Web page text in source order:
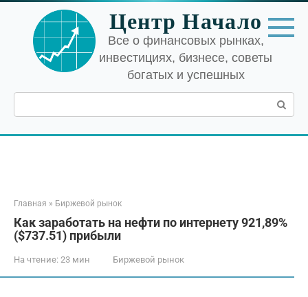
Перейти
контенту
Центр Начало
Все о финансовых рынках,
инвестициях, бизнесе, советы
богатых и успешных
Поиск:
Главная » Биржевой рынок
Как заработать на нефти по интернету 921,89%
($737.51) прибыли
На чтение: 23 мин Биржевой рынок